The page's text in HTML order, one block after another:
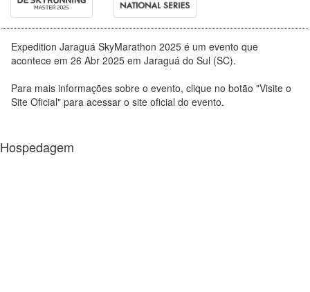
Expedition Jaraguá SkyMarathon 2025 é um evento que
acontece em 26 Abr 2025 em Jaraguá do Sul (SC).
Para mais informações sobre o evento, clique no botão "Visite o
Site Oficial" para acessar o site oficial do evento.
Hospedagem